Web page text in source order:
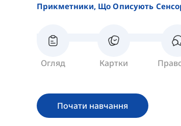
Прикметники, Що Описують
Огляд Картки
Почати навчання